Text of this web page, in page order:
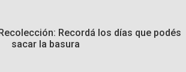
Recordá los días que podés
sacar la basura